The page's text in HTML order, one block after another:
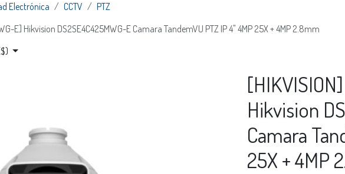
Electrónica CCTV
PTZ
E] Hikvision DS2SE4C425MWG-E Camara TandemVU PTZ IP 4" 4MP 25X + 4MP 2.8mm
Hikvision
Camara
25X + 4MP